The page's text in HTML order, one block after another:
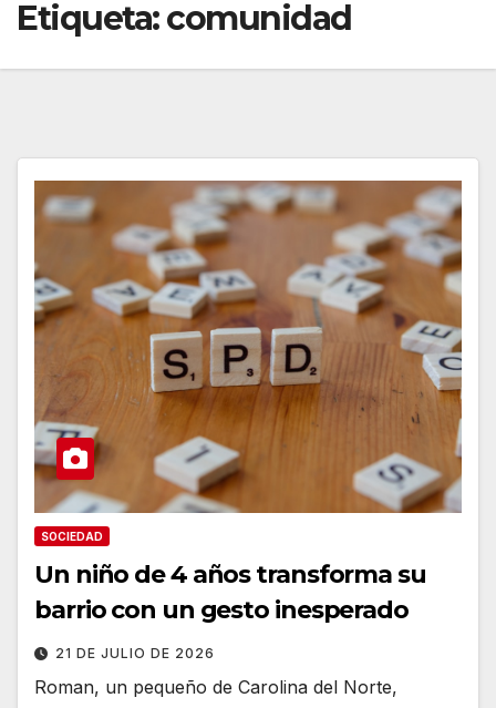
Etiqueta:comunidad
SOCIEDAD
Un niño de 4 años transforma su
barrio con un gesto inesperado
21 DE JULIO DE 2026
Roman, un pequeño de Carolina del Norte,